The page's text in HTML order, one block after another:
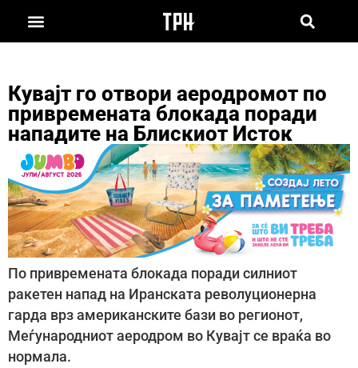
Кувајт го отвори аеродромот по
привремената блокада поради
нападите на Блискиот Исток
По привремената блокада поради силниот
ракетен напад на Иранската револуционерна
гарда врз американските бази во регионот,
Меѓународниот аеродром во Кувајт се враќа во
нормала.